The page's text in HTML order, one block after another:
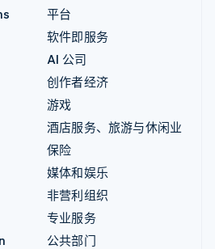
平台
软件即服务
AI 公司
创作者经济
游戏
酒店服务、旅游与休闲业
保险
媒体和娱乐
非营利组织
专业服务
公共部门